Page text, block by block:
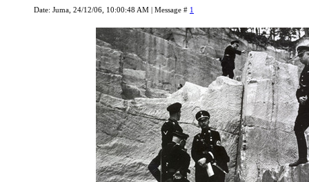
Date: Juma, 24/12/06, 10:00:48 AM | Message # 1